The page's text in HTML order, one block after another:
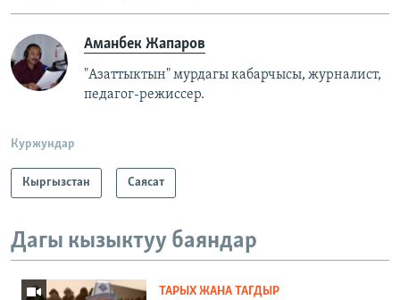
Аманбек Жапаров
"Азаттыктын" мурдагы кабарчысы, журналист,
педагог-режиссер.
Куржундар
Кыргызстан Саясат
Дагы кызыктуу баяндар
ТАРЫХ ЖАНА ТАГДЫР